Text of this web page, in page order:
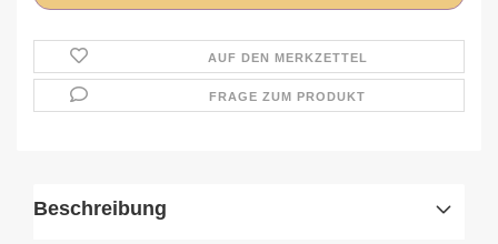
AUF DEN MERKZETTEL
FRAGE ZUM PRODUKT
Beschreibung